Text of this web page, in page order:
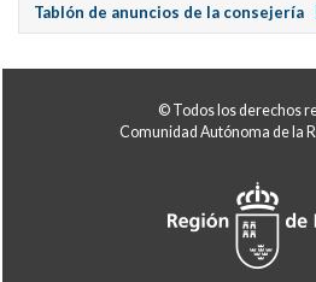
Tablón de anuncios de la consejería
© Todos los derechos
Comunidad Autónoma de la